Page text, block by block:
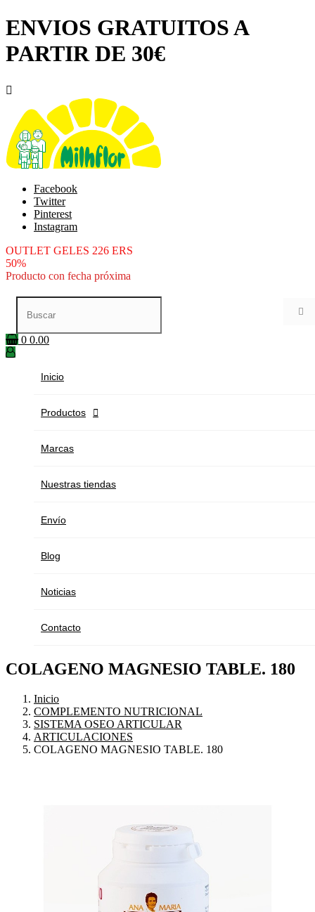
ENVIOS GRATUITOS A
PARTIR DE 30€

Facebook
Twitter
Pinterest
Instagram
OUTLET GELES 226 ERS
50%
Producto con fecha próxima

0 0.00
Inicio
Productos 
Marcas
Nuestras tiendas
Envío
Blog
Noticias
Contacto
COLAGENO MAGNESIO TABLE. 180
Inicio
COMPLEMENTO NUTRICIONAL
SISTEMA OSEO ARTICULAR
ARTICULACIONES
COLAGENO MAGNESIO TABLE. 180